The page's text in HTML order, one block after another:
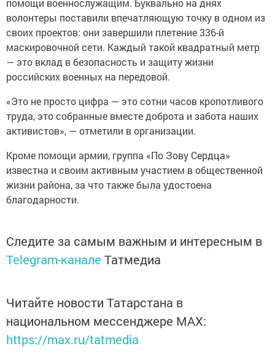
помощи военнослужащим. Буквально на днях
волонтеры поставили впечатляющую точку в одном из
своих проектов: они завершили плетение 336-й
маскировочной сети. Каждый такой квадратный метр
— это вклад в безопасность и защиту жизни
российских военных на передовой.
«Это не просто цифра — это сотни часов кропотливого
труда, это собранные вместе доброта и забота наших
активистов», — отметили в организации.
Кроме помощи армии, группа «По Зову Сердца»
известна и своим активным участием в общественной
жизни района, за что также была удостоена
благодарности.
Следите за самым важным и интересным в
Telegram-канале Татмедиа
Читайте новости Татарстана в
национальном мессенджере MАХ:
https://max.ru/tatmedia